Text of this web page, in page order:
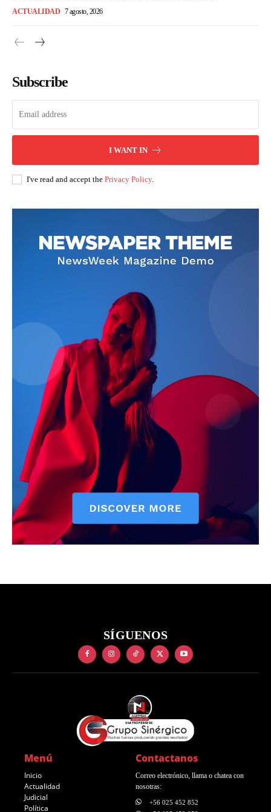
ACTUALIDAD 7 agosto, 2026
Subscribe
I WANT IN
I've read and accept the Privacy Policy.
SÍGUENOS
Menú
Inicio
Actualidad
Judicial
Política
Contactanos
Correo electrónico, llama o chatea con
nosotras:
+56 025 452 852